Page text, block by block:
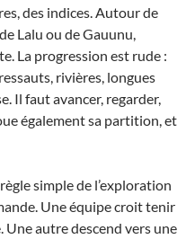
des indices. Autour de
Lalu ou de Gauunu,
La progression est rude :
rivières, longues
Il faut avancer, regarder,
également sa partition, et
simple de l’exploration
Une équipe croit tenir
Une autre descend vers une